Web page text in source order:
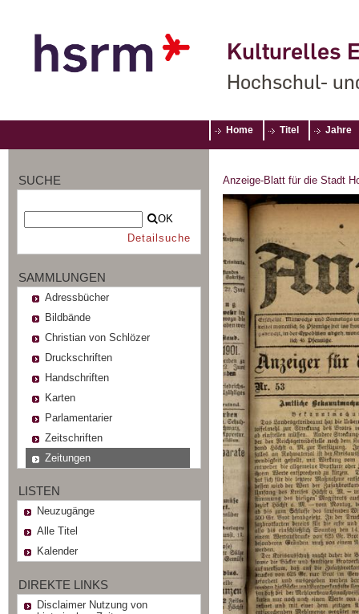
Kulturelles
Hochschul-
Home Titel Jahre
SUCHE
OK
Detailsuche
SAMMLUNGEN
Adressbücher
Bildbände
Christian von Schlözer
Druckschriften
Handschriften
Karten
Parlamentarier
Zeitschriften
Zeitungen
LISTEN
Neuzugänge
Alle Titel
Kalender
DIREKTE LINKS
Disclaimer Nutzung von
Anzeige-Blatt für die Stadt